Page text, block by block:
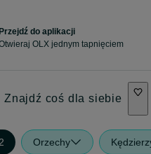
Przejdź do aplikacji
OLX jednym tapnięciem
Znajdź coś dla siebie
2 Orzechy